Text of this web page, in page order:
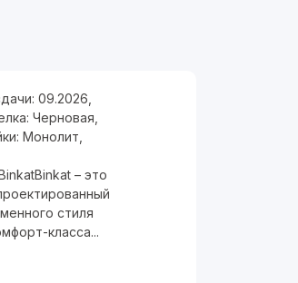
09.2026
Черновая
Монолит
– это
стиля
класса...